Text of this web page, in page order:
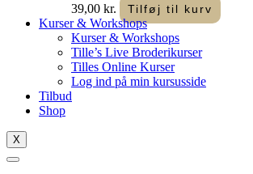
39,00 kr. Tilføj til kurv
Kurser & Workshops
Kurser & Workshops
Tille’s Live Broderikurser
Tilles Online Kurser
Log ind på min kursusside
Tilbud
Shop
X